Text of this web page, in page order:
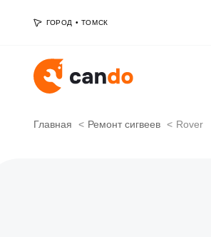
ГОРОД • ТОМСК
Главная Ремонт сигвеев Rover